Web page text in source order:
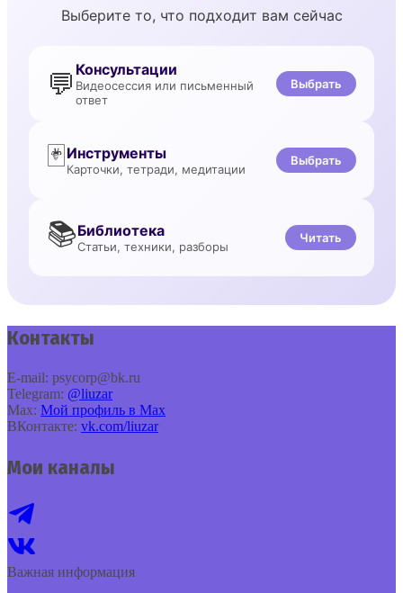
Выберите то, что подходит вам сейчас
💬 Консультации
Видеосессия или письменный
ответ
Выбрать
🃏Инструменты
Карточки, тетради, медитации
Выбрать
📚Библиотека
Статьи, техники, разборы
Читать
Контакты
E‑mail: psycorp@bk.ru
Telegram: @liuzar
Max: Мой профиль в Max
ВКонтакте: vk.com/liuzar
Мои каналы
Важная информация